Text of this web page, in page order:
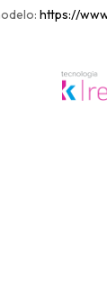
https://